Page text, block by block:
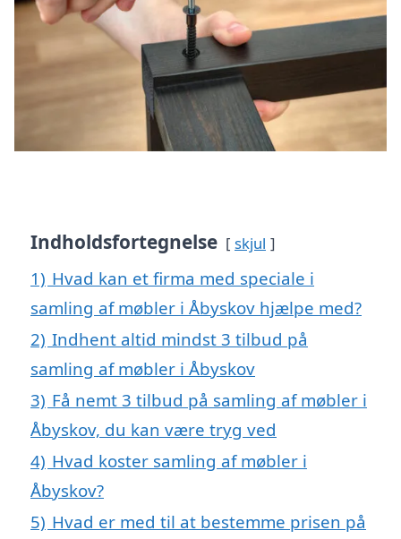
Indholdsfortegnelse skjul
1) Hvad kan et firma med speciale i
samling af møbler i Åbyskov hjælpe med?
2) Indhent altid mindst 3 tilbud på
samling af møbler i Åbyskov
3) Få nemt 3 tilbud på samling af møbler i
Åbyskov, du kan være tryg ved
4) Hvad koster samling af møbler i
Åbyskov?
5) Hvad er med til at bestemme prisen på